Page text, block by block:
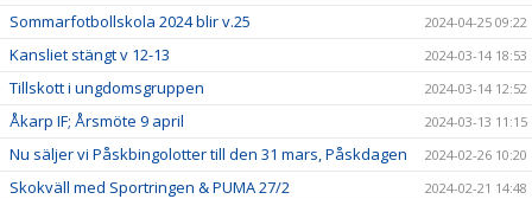
Sommarfotbollskola 2024 blir v.25 2024-04-25 09:22
Kansliet stängt v 12-13 2024-03-14 18:53
Tillskott i ungdomsgruppen 2024-03-14 12:52
Åkarp IF; Årsmöte 9 april 2024-03-13 11:15
Nu säljer vi Påskbingolotter till den 31 mars, Påskdagen 2024-02-26 10:20
Skokväll med Sportringen & PUMA 27/2 2024-02-21 14:48